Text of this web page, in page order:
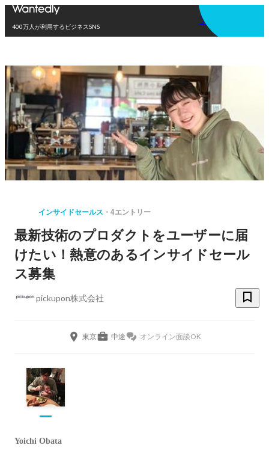
400万人が利用するビジネスSNS
アプリを使う
インサイドセールス 4エントリー
最新技術のプロダクトをユーザーに届
けたい！熱意のあるインサイドセール
ス募集
pickupon株式会社
東京 中途 オンライン面談OK
Yoichi Obata